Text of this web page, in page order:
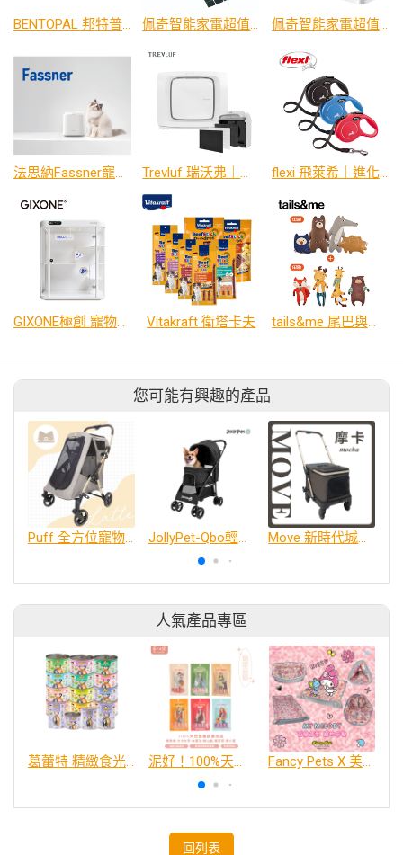
BENTOPAL 邦特普｜智能響紙狩獵遊戲墊-貓咪款/藍色星星款 佩奇智能家電超值組 - 貓砂機+水機+餵食器 佩奇智能家電超值組 - 水機+餵食器
法思納Fassner寵物鮮食調理機 Trevluf 瑞沃弗｜寵物吸毛機 PAK MAX flexi 飛萊希｜進化系列 外出用帶狀伸縮牽繩
Vitakraft 衛塔卡夫 tails&me 尾巴與我｜狗狗玩具遊戲組合 歡樂時光
您可能有興趣的產品
Puff 全方位寵物推車-拿鐵棕 Latte JollyPet-Qbo輕便型寵物推車 Move 新時代城市推車-摩卡 mocha
人氣產品專區
葛蕾特 精緻食光 主食貓罐、貓餐包 泥好！100%天然營養蔬果肉泥 Fancy Pets X 美樂蒂 百變造型寵物睡床墊
回列表